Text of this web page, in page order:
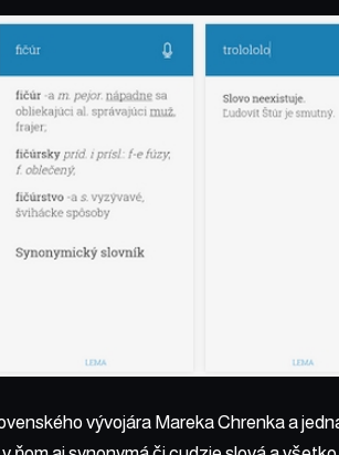
vývojára Mareka Chrenka a